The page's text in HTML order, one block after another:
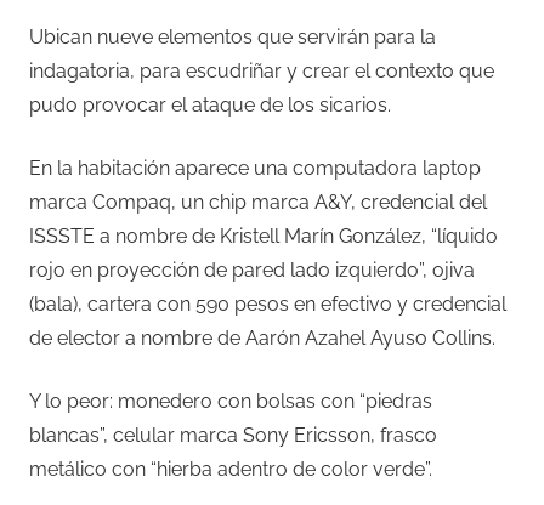
Ubican nueve elementos que servirán para la
indagatoria, para escudriñar y crear el contexto que
pudo provocar el ataque de los sicarios.
En la habitación aparece una computadora laptop
marca Compaq, un chip marca A&Y, credencial del
ISSSTE a nombre de Kristell Marín González, “líquido
rojo en proyección de pared lado izquierdo”, ojiva
(bala), cartera con 590 pesos en efectivo y credencial
de elector a nombre de Aarón Azahel Ayuso Collins.
Y lo peor: monedero con bolsas con “piedras
blancas”, celular marca Sony Ericsson, frasco
metálico con “hierba adentro de color verde”.